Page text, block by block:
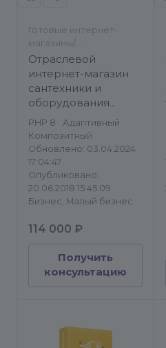
Готовые интернет-
магазины/
Строительство и
ремонт/Бытовая
техника, электроника и
оборудование
Отраслевой
интернет-магазин
сантехники и
оборудования
«Крайт:
Сантехника.Special»
PHP 8
Адаптивный
Композитный
Обновлено: 03.04.2024
17:04:47
Опубликовано:
20.06.2018 15:45:09
Бизнес, Малый бизнес
114 000 ₽
Получить
консультацию